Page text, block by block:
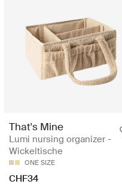
That's Mine
Lumi nursing organizer -
Wickeltische
ONE SIZE
CHF34